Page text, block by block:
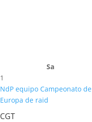
Sa
1
NdP equipo Campeonato de
Europa de raid
CGT